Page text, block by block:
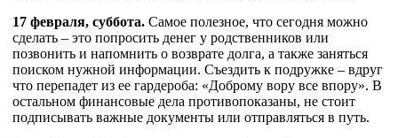
17 февраля, суббота. Самое полезное, что сегодня можно
сделать – это попросить денег у родственников или
позвонить и напомнить о возврате долга, а также заняться
поиском нужной информации. Съездить к подружке – вдруг
что перепадет из ее гардероба: «Доброму вору все впору». В
остальном финансовые дела противопоказаны, не стоит
подписывать важные документы или отправляться в путь.